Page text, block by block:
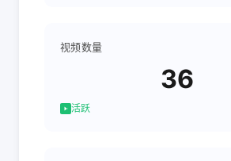
视频数量
36
活跃